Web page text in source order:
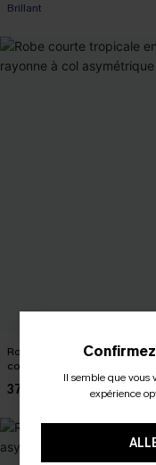
Brillant
Robe courte tropicale en
col asymétrique
37,00 €
Il semble que vous
expérience